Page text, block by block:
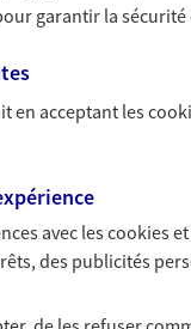
exclusif AXA
95150 Taverny
NOUS
garantir la
en acceptant les
avec lescookies
des publicités